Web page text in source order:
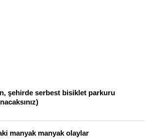
şehirde serbest bisiklet parkuru
manyak manyak olaylar